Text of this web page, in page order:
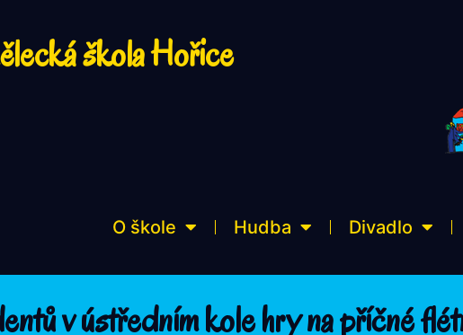
škola Hořice
O škole Hudba Divadlo
v ústředním kole hry na příčné